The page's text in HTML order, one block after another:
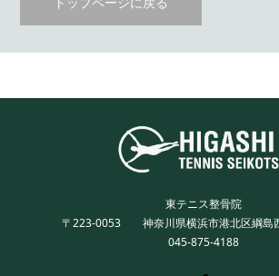
東テニス整骨院
〒223-0053 神奈川県横浜市港北区綱島
045-875-4188